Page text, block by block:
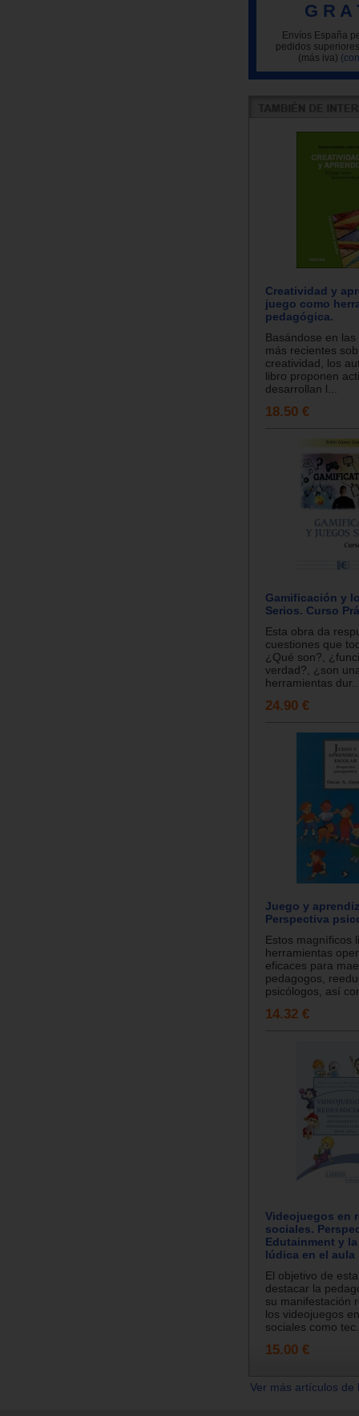
G R A
Envíos España
pedidos
(más iva)
Creatividad y
juego como
pedagógica.
Basándose en
más recientes
creatividad, los
libro proponen
desarrollan l...
18.50 €
Gamificación y
Serios. Curso
Esta obra da
cuestiones que
¿Qué son?,
verdad?, ¿son
herramientas
24.90 €
Juego y
Perspectiva
Estos magníficos
herramientas
eficaces para
pedagogos,
psicólogos, así
14.32 €
Videojuegos en
sociales.
Edutainment y
lúdica en el aula
El objetivo de
destacar la
su manifestación
los videojuegos
sociales como
15.00 €
Ver más artículos